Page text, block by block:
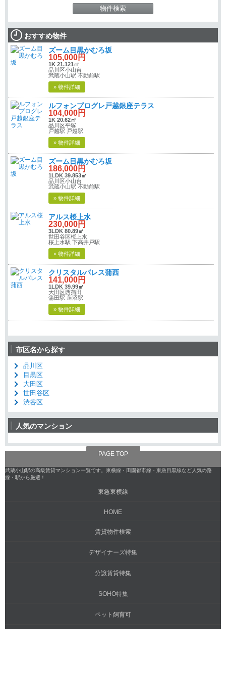
おすすめ物件
ズーム目黒かむろ坂
105,000円
1K 21.121㎡
品川区小山台
武蔵小山駅 不動前駅
» 物件詳細
ルフォンプログレ戸越銀座テラス
104,000円
1K 20.62㎡
品川区平塚
戸越駅 戸越駅
» 物件詳細
ズーム目黒かむろ坂
186,000円
1LDK 39.853㎡
品川区小山台
武蔵小山駅 不動前駅
» 物件詳細
アルス桜上水
230,000円
3LDK 80.89㎡
世田谷区桜上水
桜上水駅 下高井戸駅
» 物件詳細
クリスタルパレス蒲西
141,000円
1LDK 39.99㎡
大田区西蒲田
蒲田駅 蓮沼駅
» 物件詳細
市区名から探す
品川区
目黒区
大田区
世田谷区
渋谷区
人気のマンション
PAGE TOP
武蔵小山駅の高級賃貸マンション一覧です。東横線・田園都市線・東急目黒線など人気の路
線・駅から厳選！
東急東横線
HOME
賃貸物件検索
デザイナーズ特集
分譲賃貸特集
SOHO特集
ペット飼育可